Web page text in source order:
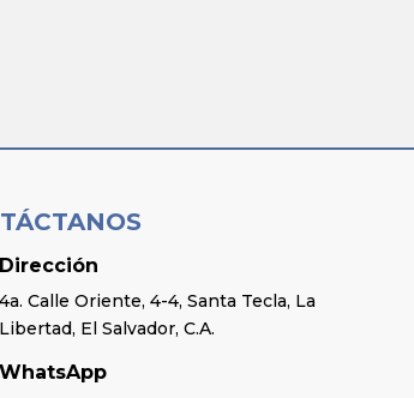
Dirección
4a. Calle Oriente, 4-4, Santa Tecla, La
Libertad, El Salvador, C.A.
WhatsApp